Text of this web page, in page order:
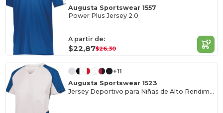
Augusta Sportswear 1557
Power Plus Jersey 2.0
A partir de:
$22,87$26,30
+11
Augusta Sportswear 1523
Jersey Deportivo para Niñas de Alto Rendimiento